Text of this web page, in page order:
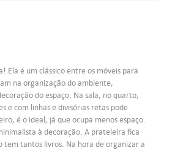
Ela é um clássico entre os móveis para
na organização do ambiente,
do espaço. Na sala, no quarto,
e com linhas e divisórias retas pode
é o ideal, já que ocupa menos espaço.
à decoração. A prateleira fica
tem tantos livros. Na hora de organizar a